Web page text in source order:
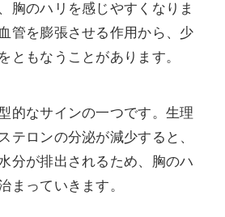
胸のハリを感じやすくなりま
管を膨張させる作用から、少
ともなうことがあります。
的なサインの一つです。生理
テロンの分泌が減少すると、
分が排出されるため、胸のハ
まっていきます。